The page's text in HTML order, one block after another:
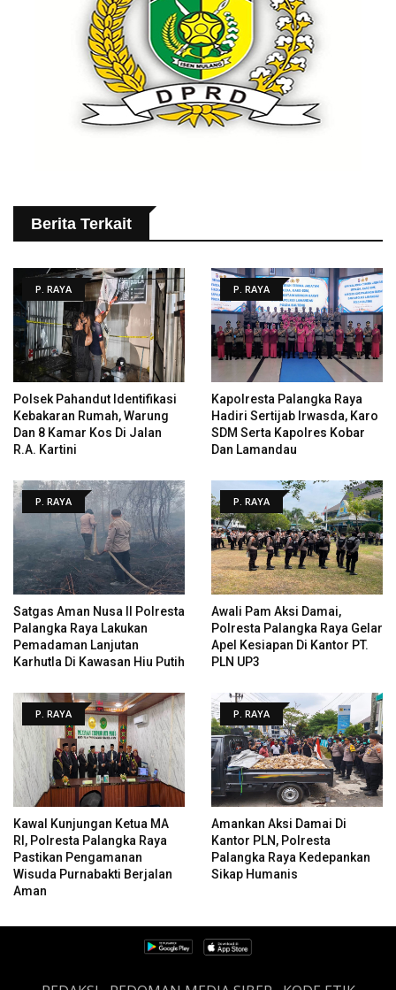
Berita Terkait
P. RAYA
Polsek Pahandut Identifikasi
Kebakaran Rumah, Warung
Dan 8 Kamar Kos Di Jalan
R.A. Kartini
P. RAYA
Kapolresta Palangka Raya
Hadiri Sertijab Irwasda, Karo
SDM Serta Kapolres Kobar
Dan Lamandau
P. RAYA
Satgas Aman Nusa II Polresta
Palangka Raya Lakukan
Pemadaman Lanjutan
Karhutla Di Kawasan Hiu Putih
P. RAYA
Awali Pam Aksi Damai,
Polresta Palangka Raya Gelar
Apel Kesiapan Di Kantor PT.
PLN UP3
P. RAYA
Kawal Kunjungan Ketua MA
RI, Polresta Palangka Raya
Pastikan Pengamanan
Wisuda Purnabakti Berjalan
Aman
P. RAYA
Amankan Aksi Damai Di
Kantor PLN, Polresta
Palangka Raya Kedepankan
Sikap Humanis